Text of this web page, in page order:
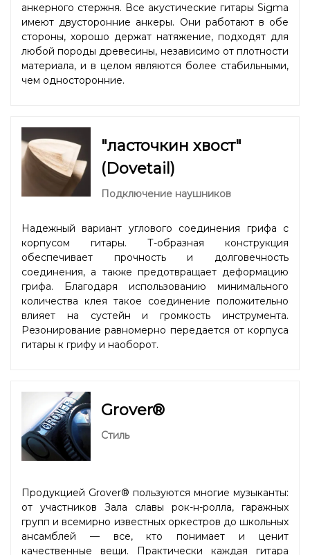
анкерного стержня. Все акустические гитары Sigma
имеют двусторонние анкеры. Они работают в обе
стороны, хорошо держат натяжение, подходят для
любой породы древесины, независимо от плотности
материала, и в целом являются более стабильными,
чем односторонние.
"ласточкин хвост"
(Dovetail)
Подключение наушников
Надежный вариант углового соединения грифа с
корпусом гитары. Т-образная конструкция
обеспечивает прочность и долговечность
соединения, а также предотвращает деформацию
грифа. Благодаря использованию минимального
количества клея такое соединение положительно
влияет на сустейн и громкость инструмента.
Резонирование равномерно передается от корпуса
гитары к грифу и наоборот.
Grover®
Стиль
Продукцией Grover® пользуются многие музыканты:
от участников Зала славы рок-н-ролла, гаражных
групп и всемирно известных оркестров до школьных
ансамблей — все, кто понимает и ценит
качественные вещи. Практически каждая гитара